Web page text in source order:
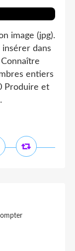
image (jpg).
dans
entiers
Produire et